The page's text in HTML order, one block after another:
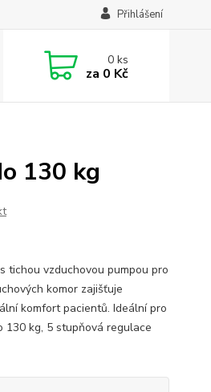
Přihlášení
0ks
za 0 Kč
130 kg
tichou vzduchovou pumpou pro
komor zajišťuje
komfort pacientů. Ideální pro
130 kg, 5 stupňová regulace